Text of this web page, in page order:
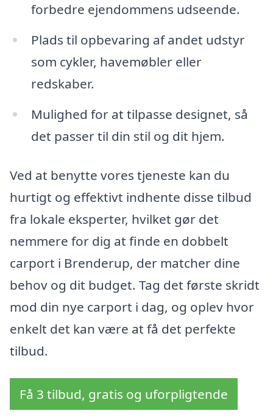
forbedre ejendommens udseende.
Plads til opbevaring af andet udstyr
som cykler, havemøbler eller
redskaber.
Mulighed for at tilpasse designet, så
det passer til din stil og dit hjem.
Ved at benytte vores tjeneste kan du
hurtigt og effektivt indhente disse tilbud
fra lokale eksperter, hvilket gør det
nemmere for dig at finde en dobbelt
carport i Brenderup, der matcher dine
behov og dit budget. Tag det første skridt
mod din nye carport i dag, og oplev hvor
enkelt det kan være at få det perfekte
tilbud.
Få 3 tilbud, gratis og uforpligtende